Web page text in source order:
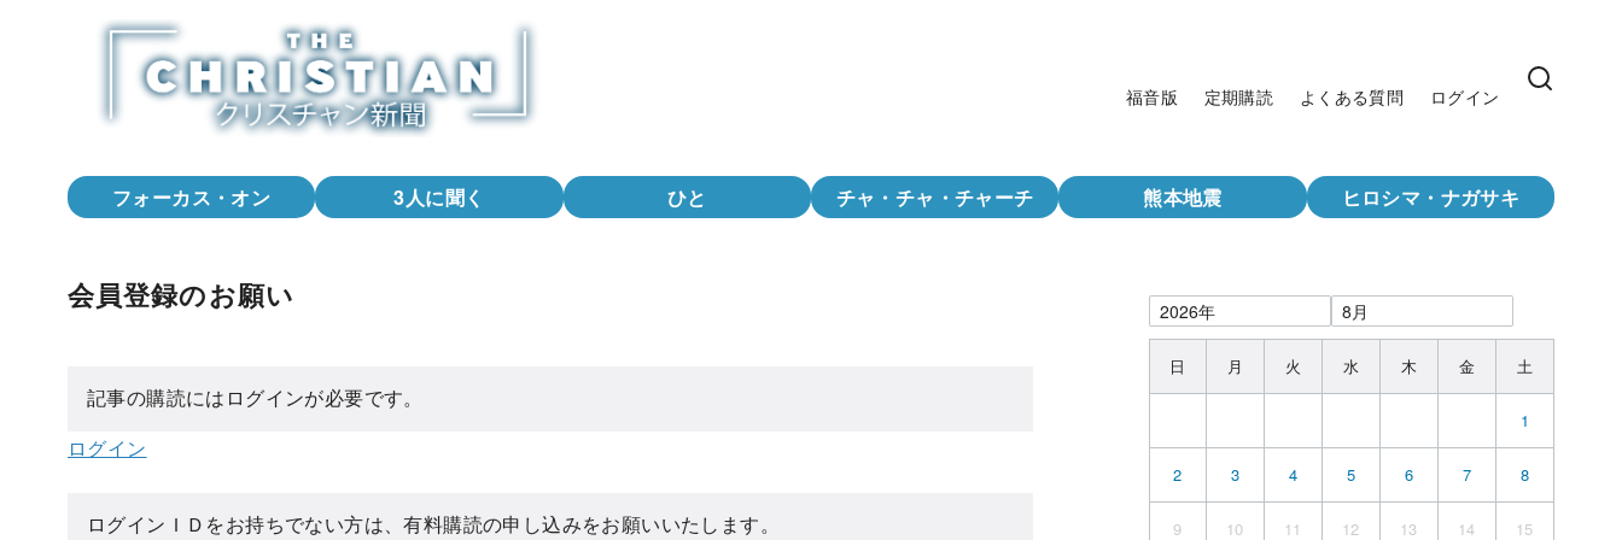
福音版 定期購読 よくある質問 ログイン
フォーカス・オン 3人に聞く ひと チャ・チャ・チャーチ 熊本地震 ヒロシマ・ナガサキ
会員登録のお願い
記事の購読にはログインが必要です。
ログイン
ログインＩＤをお持ちでない方は、有料購読の申し込みをお願いいたします。
日 月 火 水 木 金 土
1
2 3 4 5 6 7 8
9 10 11 12 13 14 15